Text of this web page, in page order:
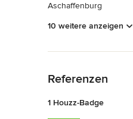
Aschaffenburg
10 weitere anzeigen
Referenzen
1 Houzz-Badge